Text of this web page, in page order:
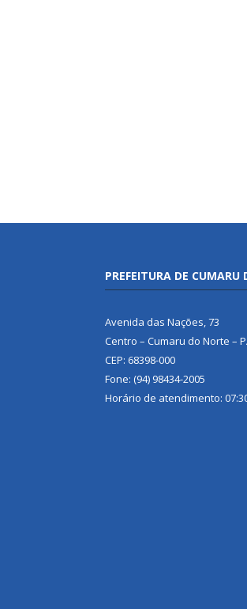
PREFEITURA DE CUMARU
Avenida das Nações, 73
Centro – Cumaru do Norte –
CEP: 68398-000
Fone: (94) 98434-2005
Horário de atendimento: